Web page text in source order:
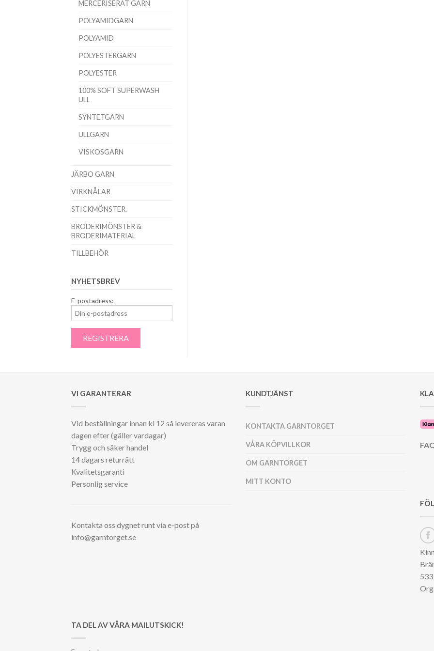
MERCERISERAT GARN
POLYAMIDGARN
POLYAMID
POLYESTERGARN
POLYESTER
100% SOFT SUPERWASH
ULL
SYNTETGARN
ULLGARN
VISKOSGARN
JÄRBO GARN
VIRKNÅLAR
STICKMÖNSTER.
BRODERIMÖNSTER &
BRODERIMATERIAL
TILLBEHÖR
NYHETSBREV
E-postadress:
VI GARANTERAR
Vid beställningar innan kl 12 så levereras varan
dagen efter (gäller vardagar)
Trygg och säker handel
14 dagars returrätt
Kvalitetsgaranti
Personlig service
Kontakta oss dygnet runt via e-post på
info@garntorget.se
KUNDTJÄNST
KONTAKTA GARNTORGET
VÅRA KÖPVILLKOR
OM GARNTORGET
MITT KONTO
TA DEL AV VÅRA MAILUTSKICK!